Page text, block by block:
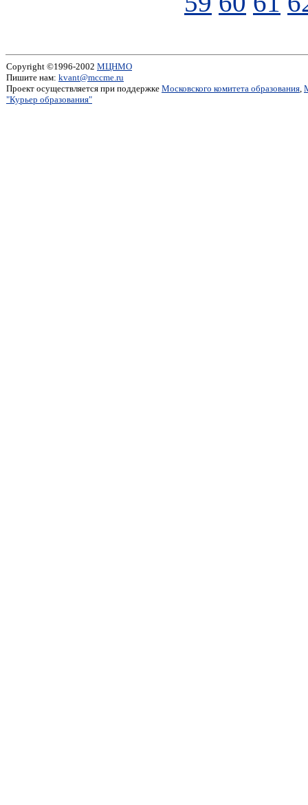
Copyright ©1996-2002 МЦНМО
Пишите нам: kvant@mccme.ru
Проект осуществляется при поддержке Московского комитета образования,
"Курьер образования"